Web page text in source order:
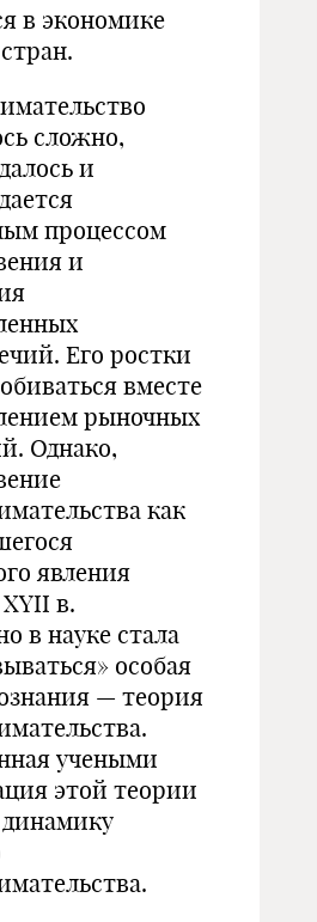
в экономике
сложно,
и
процессом
и
Его ростки
вместе
рыночных
Однако,
как
явления
в.
в науке стала
особая
— теория
учеными
этой теории